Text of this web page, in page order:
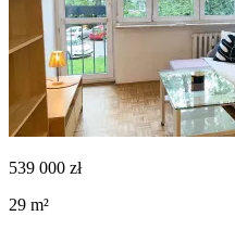
539 000 zł
29 m²